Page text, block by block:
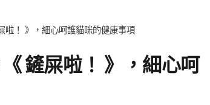
啦！ 》，細心呵護貓咪的健康事項
鏟屎啦！ 》，細心呵